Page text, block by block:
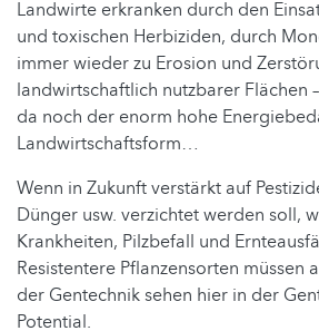
Landwirte erkranken durch den
und toxischen Herbiziden, durch
immer wieder zu Erosion und
landwirtschaftlich nutzbarer Flächen
da noch der enorm hohe
Landwirtschaftsform…
Wenn in Zukunft verstärkt auf
Dünger usw. verzichtet werden soll,
Krankheiten, Pilzbefall und
Resistentere Pflanzensorten müssen
der Gentechnik sehen hier in der
Potential.